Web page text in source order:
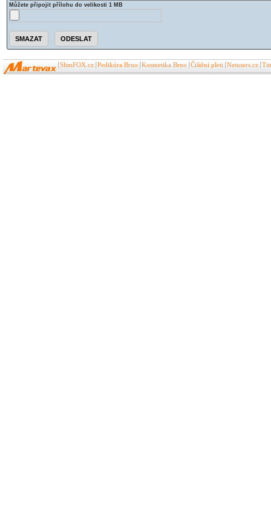
Můžete připojit přílohu do velikosti 1 MB
SlimFOX.cz Pedikúra Brno Kosmetika Brno Čištění pleti Netusers.cz